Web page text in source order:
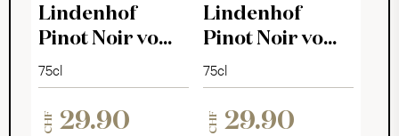
Lindenhof
Pinot Noir vom
Kalkgestein
2022
75cl
CHF 29.90
Lindenhof
Pinot Noir vom
Keupermergel
2022
75cl
CHF 29.90